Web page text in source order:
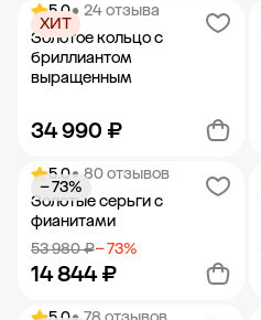
Добавить в корзину
5.0• 24 отзыва
Золотое кольцо с
бриллиантом
выращенным
34 990 ₽
ХИТ
Добавить в корзину
5.0• 80 отзывов
Золотые серьги с
фианитами
53 980 ₽− 73%
14 844 ₽
− 73%